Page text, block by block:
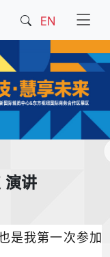
EN
演讲
是我第一次参加